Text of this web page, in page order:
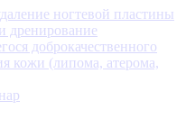
ногтевой пластины
дренирование
доброкачественного
кожи (липома, атерома,